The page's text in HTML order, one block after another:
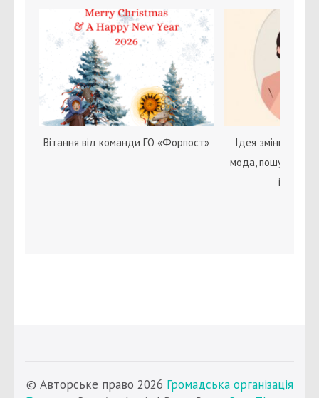
Вітання від команди ГО «Форпост»
Ідея зміни статі
мода, пошук себе
© Авторське право 2026 Громадська організація